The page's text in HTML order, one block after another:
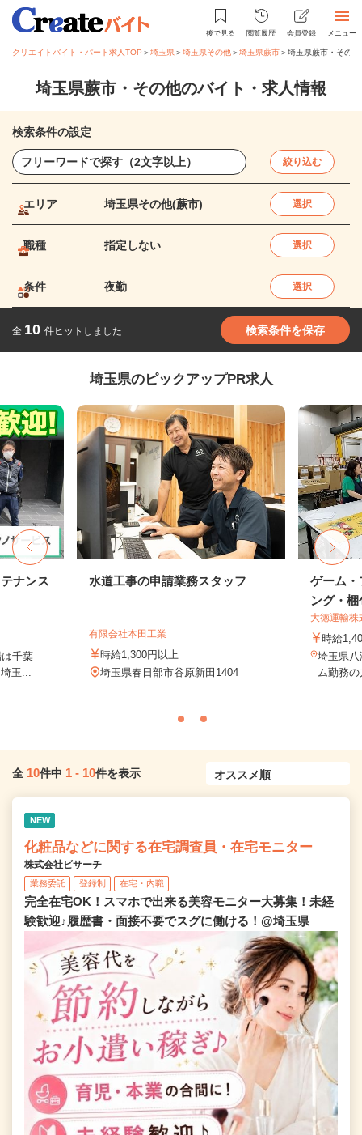
後で見る 閲覧履歴 会員登録 メニュー
クリエイトバイト・パート求人TOP ＞埼玉県＞埼玉県その他＞埼玉県蕨市＞埼玉県蕨市・その
埼玉県蕨市・その他のバイト・求人情報
検索条件の設定
絞り込む
エリア 埼玉県その他(蕨市) 選択
職種 指定しない 選択
条件 夜勤 選択
全 10 件ヒットしました 検索条件を保存
埼玉県のピックアップPR求人
ナンス
千葉
玉...
水道工事の申請業務スタッフ
有限会社本田工業
時給1,300円以上
埼玉県春日部市谷原新田1404
ゲーム・
ング・
大徳運輸株
時給
埼玉県
ム勤務
全 10件中 1 - 10件を表示
NEW
化粧品などに関する在宅調査員・在宅モニター
株式会社ビサーチ
業務委託 登録制 在宅・内職
完全在宅OK！スマホで出来る美容モニター大募集！未経
験歓迎♪履歴書・面接不要でスグに働ける！@埼玉県